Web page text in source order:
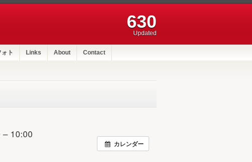
630
Updated
ト Links About Contact
カレンダー
– 10:00